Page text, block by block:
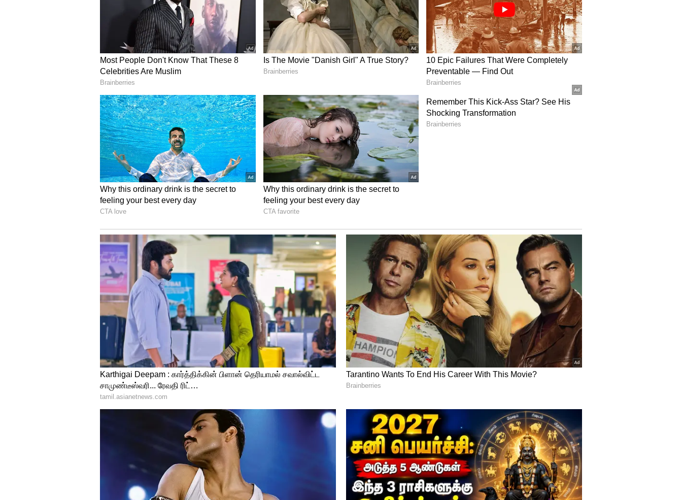
ஆன்லைன் ஆப்ஸ்களில் வரும் தள்ளுபடி விளம்பரங்களைப் பார்த்து, நமக்குத்
தேவை இல்லாத ஆடைகளைக் கூட அவசரப்பட்டு வாங்கி விடுகிறோம். ஆனால்,
நேரடியாகக் கடைக்குச் செல்லும்போது நமக்கு என்ன தேவையோ, அதை மட்டுமே
திட்டமிட்டு வாங்குவோம். இதனால் வீண் பண விரயம் தவிர்க்கப்படும்.
4
Image Credit :Getty
ஏமாற்றம் இல்லாத அனுபவம்
ஆன்லைனில் ஆர்டர் செய்யும் ஆடைகள் சில நேரங்களில் தவறான அளவிலோ,
வேறு நிறத்திலோ அல்லது தரம் குறைந்தோ வர வாய்ப்புள்ளது. அதை ரீட்டன்
(Return) செய்ய முடியும் என்றாலும், அது நேர விரயம் தான். ஆனால் கடையில்,
ஆடைகளை நாமே அணிந்து பார்த்து (Trial Run) வாங்குவதால் 100% திருப்தி
கிடைக்கிறது.